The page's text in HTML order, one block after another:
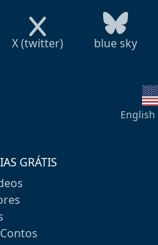
X (twitter) blue sky
English
GRÁTIS